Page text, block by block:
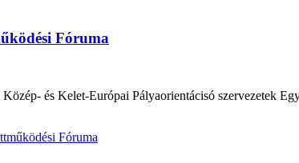
Fóruma
és Kelet-Európai Pályaorientácisó szervezetek
Fóruma